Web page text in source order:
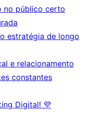
no público certo
estratégia de longo
e relacionamento
constantes
Digital! 💜